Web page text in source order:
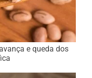
e queda dos